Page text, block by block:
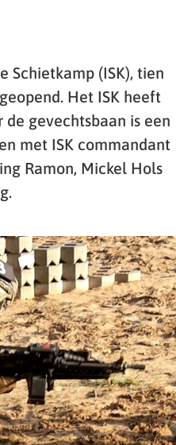
Schietkamp (ISK), tien
Het ISK heeft
gevechtsbaan is een
met ISK commandant
Ramon, Mickel Hols